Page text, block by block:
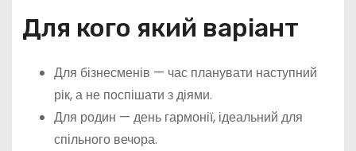
Для кого який варіант
Для бізнесменів — час планувати наступний
рік, а не поспішати з діями.
Для родин — день гармонії, ідеальний для
спільного вечора.